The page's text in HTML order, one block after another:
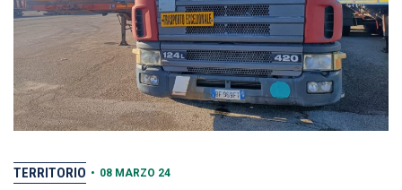
TERRITORIO • 08 MARZO 24